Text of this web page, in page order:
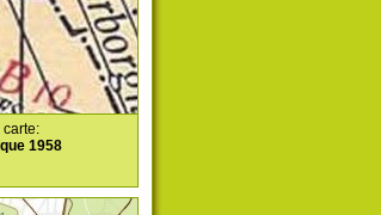
1958